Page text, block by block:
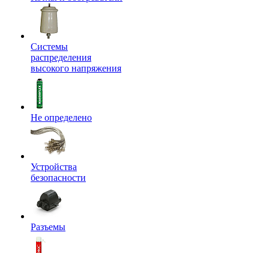
Системы
распределения
высокого напряжения
Не определено
Устройства
безопасности
Разъемы